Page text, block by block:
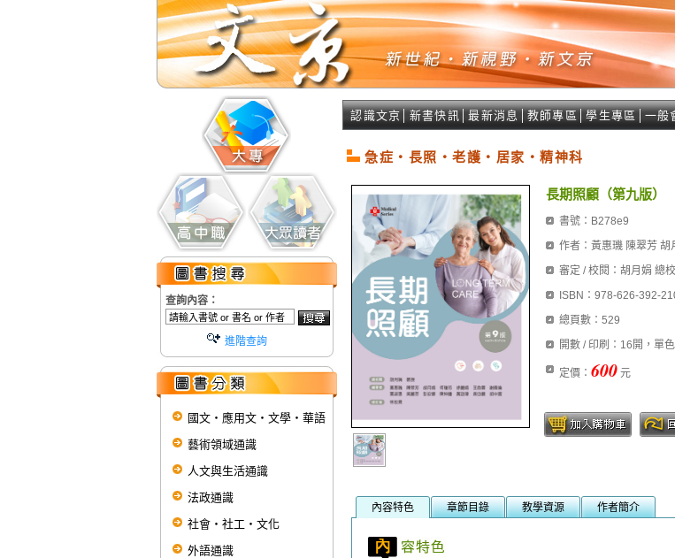
查詢內容：
進階查詢
國文‧應用文‧文學‧華語
藝術領域通識
人文與生活通識
法政通識
社會‧社工‧文化
外語通識
認識文京 新書快訊 │最新消息 教師專區 │學生專區 一般
急症‧長照‧老護‧居家‧精神科
長期照顧（第九版）
書號：B278e9
作者：黃惠璣 陳翠芳 胡
審定 / 校閱：胡月娟 總
ISBN：978-626-392-
總頁數：529
開數 / 印刷：16開，單色
定價： 600 元
內容特色 章節目錄 教學資源 作者簡介